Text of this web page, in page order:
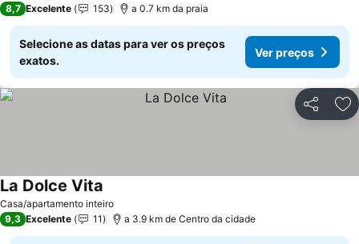
8,7 Excelente 153 a 0.7 km da praia
Selecione as datas para ver os preços
exatos.
Ver preços
Partilhar
Casa/apartamento inteiro
La Dolce Vita
9,3 Excelente 11 a 3.9 km de Centro da cidade